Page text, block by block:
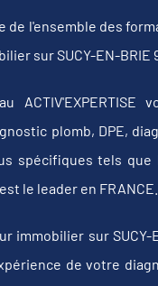
de l'ensemble des
sur SUCY-EN-BRIE
plomb, DPE,
spécifiques tels
le leader en FRANCE.
immobilier sur
de votre